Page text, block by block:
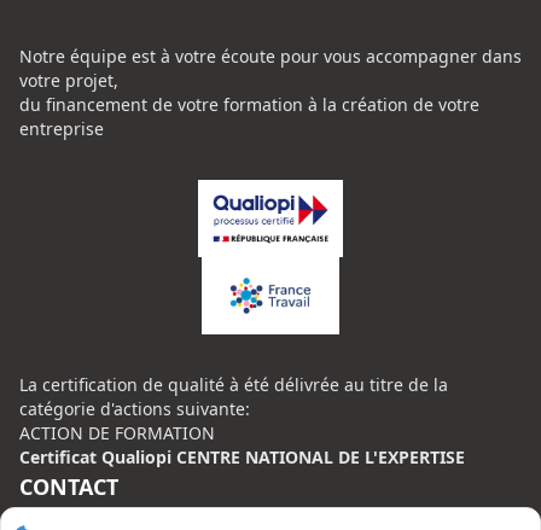
Notre équipe est à votre écoute pour vous accompagner dans
votre projet,
du financement de votre formation à la création de votre
entreprise
La certification de qualité à été délivrée au titre de la
catégorie d'actions suivante:
ACTION DE FORMATION
Certificat Qualiopi CENTRE NATIONAL DE L'EXPERTISE
CONTACT